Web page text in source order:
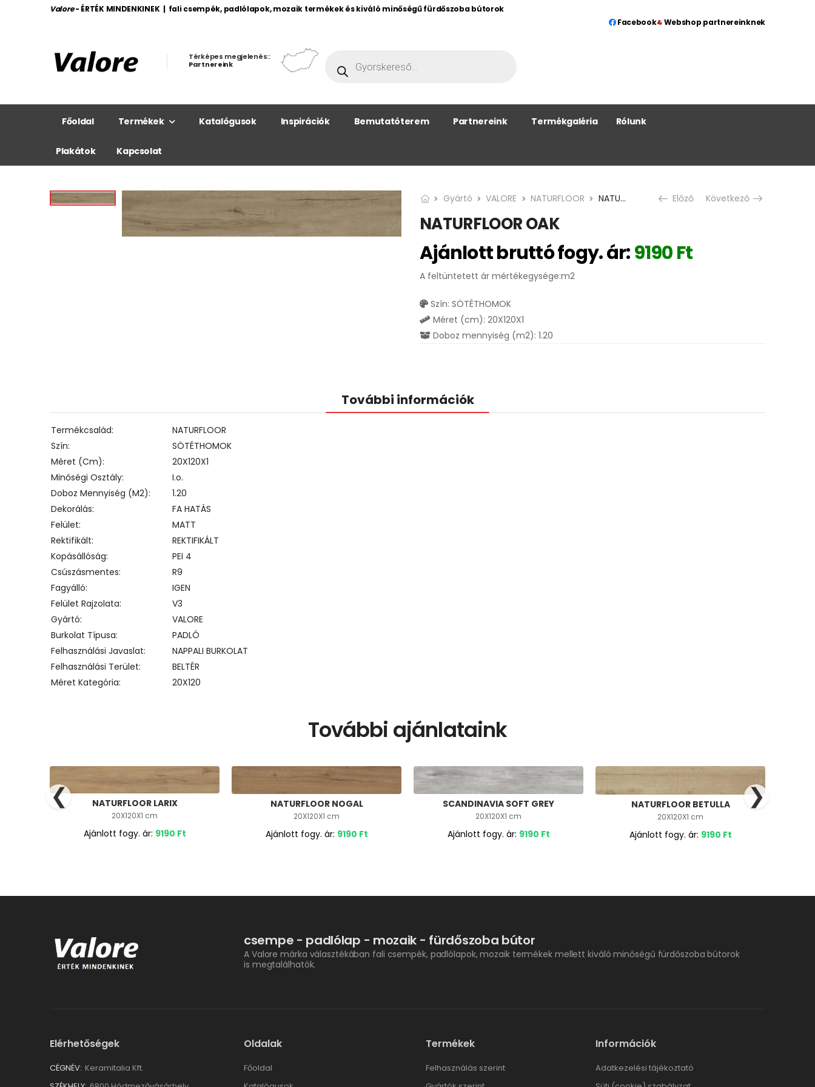
Valore - ÉRTÉK MINDENKINEK | fali csempék, padlólapok, mozaik termékek és kiváló minőségű fürdőszoba bútorok
Facebook
Webshop partnereinknek
Térképes megjelenés::
Partnereink
Főoldal Termékek Katalógusok Inspirációk Bemutatóterem Partnereink Termékgaléria Rólunk
Plakátok Kapcsolat
Gyártó VALORE NATURFLOOR NATURFLOOR OAK Előző Következő
NATURFLOOR OAK
Ajánlott bruttó fogy. ár:9190Ft
A feltüntetett ár mértékegysége:m2
Szín: SÖTÉTHOMOK
Méret (cm): 20X120X1
Doboz mennyiség (m2): 1.20
További információk
Termékcsalád
NATURFLOOR
Szín
SÖTÉTHOMOK
Méret (cm)
20X120X1
Minőségi Osztály
I.o.
Doboz Mennyiség (m2)
1.20
Dekorálás
FA HATÁS
Felület
MATT
Rektifikált
REKTIFIKÁLT
Kopásállóság
PEI 4
Csúszásmentes
R9
Fagyálló
IGEN
Felület Rajzolata
V3
Gyártó
VALORE
Burkolat Típusa
PADLÓ
Felhasználási Javaslat
NAPPALI BURKOLAT
Felhasználási Terület
BELTÉR
Méret Kategória
20X120
További ajánlataink
NATURFLOOR LARIX
20X120X1 cm
Ajánlott fogy. ár: 9190 Ft
NATURFLOOR NOGAL
20X120X1 cm
Ajánlott fogy. ár: 9190 Ft
SCANDINAVIA SOFT GREY
20X120X1 cm
Ajánlott fogy. ár: 9190 Ft
NATURFLOOR BETULLA
20X120X1 cm
Ajánlott fogy. ár: 9190 Ft
❮ ❯
csempe - padlólap - mozaik - fürdőszoba bútor
A Valore márka választékában fali csempék, padlólapok, mozaik termékek mellett kiváló minőségű fürdőszoba bútorok
is megtalálhatók.
Elérhetőségek
CÉGNÉV: Keramitalia Kft.
Oldalak
Főoldal
Termékek
Felhasználás szerint
Információk
Adatkezelési tájékoztató